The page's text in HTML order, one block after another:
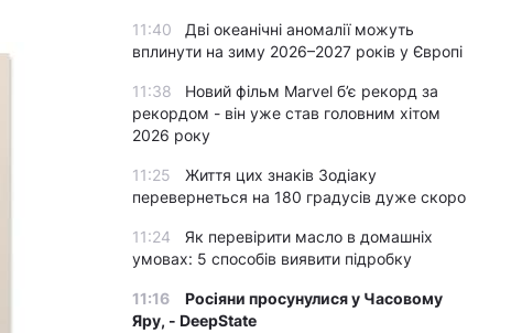
11:40
Дві океанічні аномалії можуть
вплинути на зиму 2026–2027 років у Європі
11:38
Новий фільм Marvel б’є рекорд за
рекордом - він уже став головним хітом
2026 року
11:25
Життя цих знаків Зодіаку
перевернеться на 180 градусів дуже скоро
11:24
Як перевірити масло в домашніх
умовах: 5 способів виявити підробку
11:16
Росіяни просунулися у Часовому
Яру, - DeepState